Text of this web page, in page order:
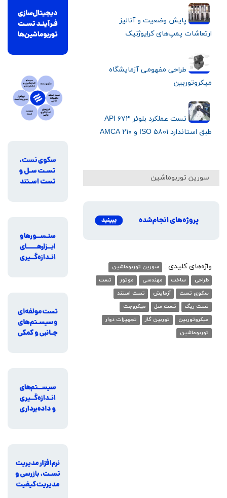
پایش وضعیت و آنالیز
ارتعاشات پمپ‌های کرایوژنیک
طراحی مفهومی آزمایشگاه
میکروتوربین
تست عملکرد بلوئر API ۶۷۳
طبق استاندارد ISO ۵۸۰۱ و AMCA ۲۱۰
سورین توربوماشین
واژه‌های کلیدی :
سورین توربوماشین
طراحی
ساخت مهندسی موتور
تست
سکوی تست
آزمایش
تست استند
تست ریگ
تست سل
میکروجت
میکروتوربین
توربین گاز
تجهیزات دوار
توربوماشین